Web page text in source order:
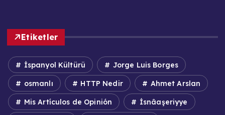
Etiketler
İspanyol Kültürü Jorge Luis Borges
osmanlı HTTP Nedir Ahmet Arslan
Mis Artículos de Opinión İsnâaşeriyye